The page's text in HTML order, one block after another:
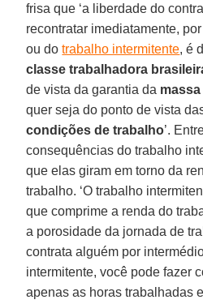
frisa que ‘a liberdade do
recontratar imediatamente,
ou dotrabalho intermitente, é
classe trabalhadora
de vista da garantia da
quer seja do ponto de vista
condições de trabalho’.
consequências do trabalho
que elas giram em torno da
trabalho. ‘O trabalho
que comprime a renda do
a porosidade da jornada de
contrata alguém por
intermitente, você pode fazer
apenas as horas trabalhadas